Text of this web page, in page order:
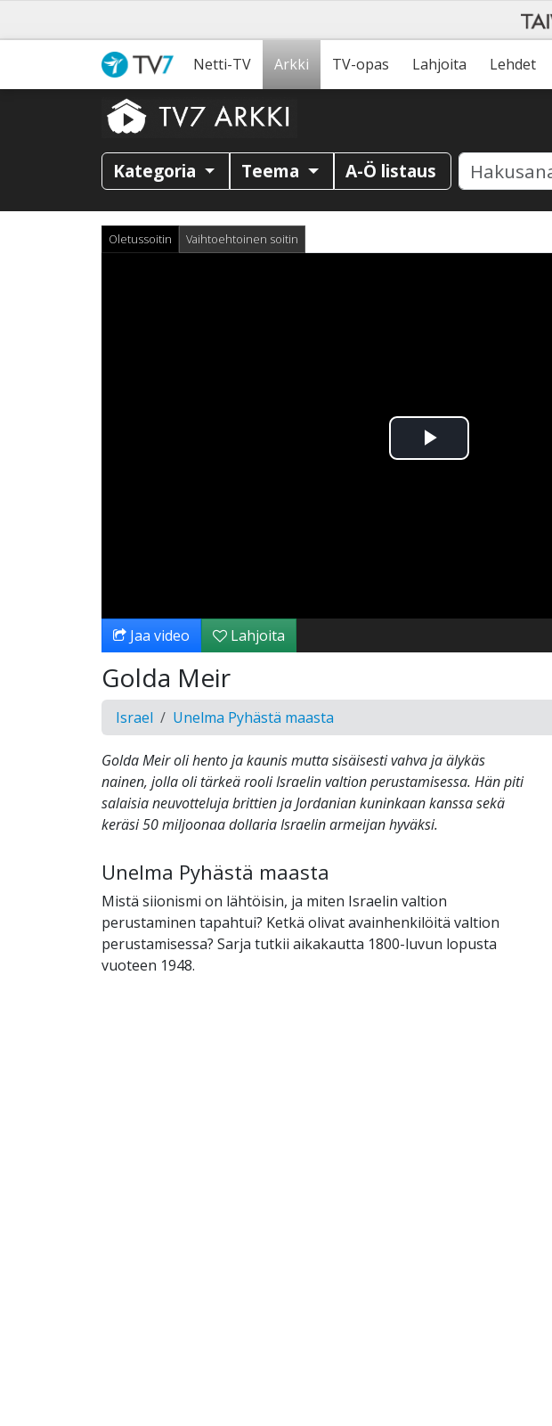
Netti-TV Arkki TV-opas Lahjoita Lehdet
Kategoria Teema A-Ö listaus
Oletussoitin Vaihtoehtoinen soitin
Toista
Jaa video Lahjoita
Golda Meir
Israel Unelma Pyhästä maasta
Golda Meir oli hento ja kaunis mutta sisäisesti vahva ja älykäs
nainen, jolla oli tärkeä rooli Israelin valtion perustamisessa. Hän piti
salaisia neuvotteluja brittien ja Jordanian kuninkaan kanssa sekä
keräsi 50 miljoonaa dollaria Israelin armeijan hyväksi.
Unelma Pyhästä maasta
Mistä siionismi on lähtöisin, ja miten Israelin valtion
perustaminen tapahtui? Ketkä olivat avainhenkilöitä valtion
perustamisessa? Sarja tutkii aikakautta 1800-luvun lopusta
vuoteen 1948.